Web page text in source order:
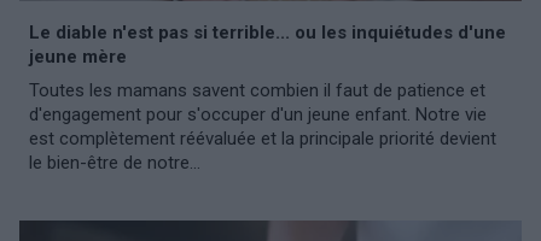
Le diable n'est pas si terrible... ou les inquiétudes d'une
jeune mère
Toutes les mamans savent combien il faut de patience et
d'engagement pour s'occuper d'un jeune enfant. Notre vie
est complètement réévaluée et la principale priorité devient
le bien-être de notre...